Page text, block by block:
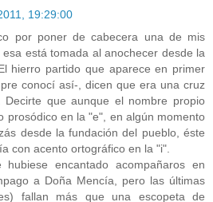
19:29:00
por poner de cabecera una de mis
está tomada al anochecer desde la
hierro partido que aparece en primer
conocí así-, dicen que era una cruz
que aunque el nombre propio
prosódico en la "e", en algún momento
desde la fundación del pueblo, éste
con acento ortográfico en la "i".
encantado acompañaros en
a Doña Mencía, pero las últimas
fallan más que una escopeta de